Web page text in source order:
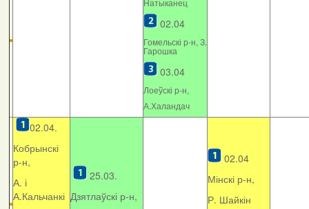
Натыканец
02.04
Гомельскі р-н, З.
Гарошка
03.04
Лоеўскі р-н,
А.Халандач
02.04.
Кобрынскі
р-н,
А. і
А.Кальчанкі
25.03.
Дзятлаўскі р-н,
02.04
Мінскі р-н,
Р. Шайкін